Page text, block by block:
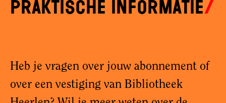
Praktische informatie
Heb je vragen over jouw abonnement of
over een vestiging van Bibliotheek